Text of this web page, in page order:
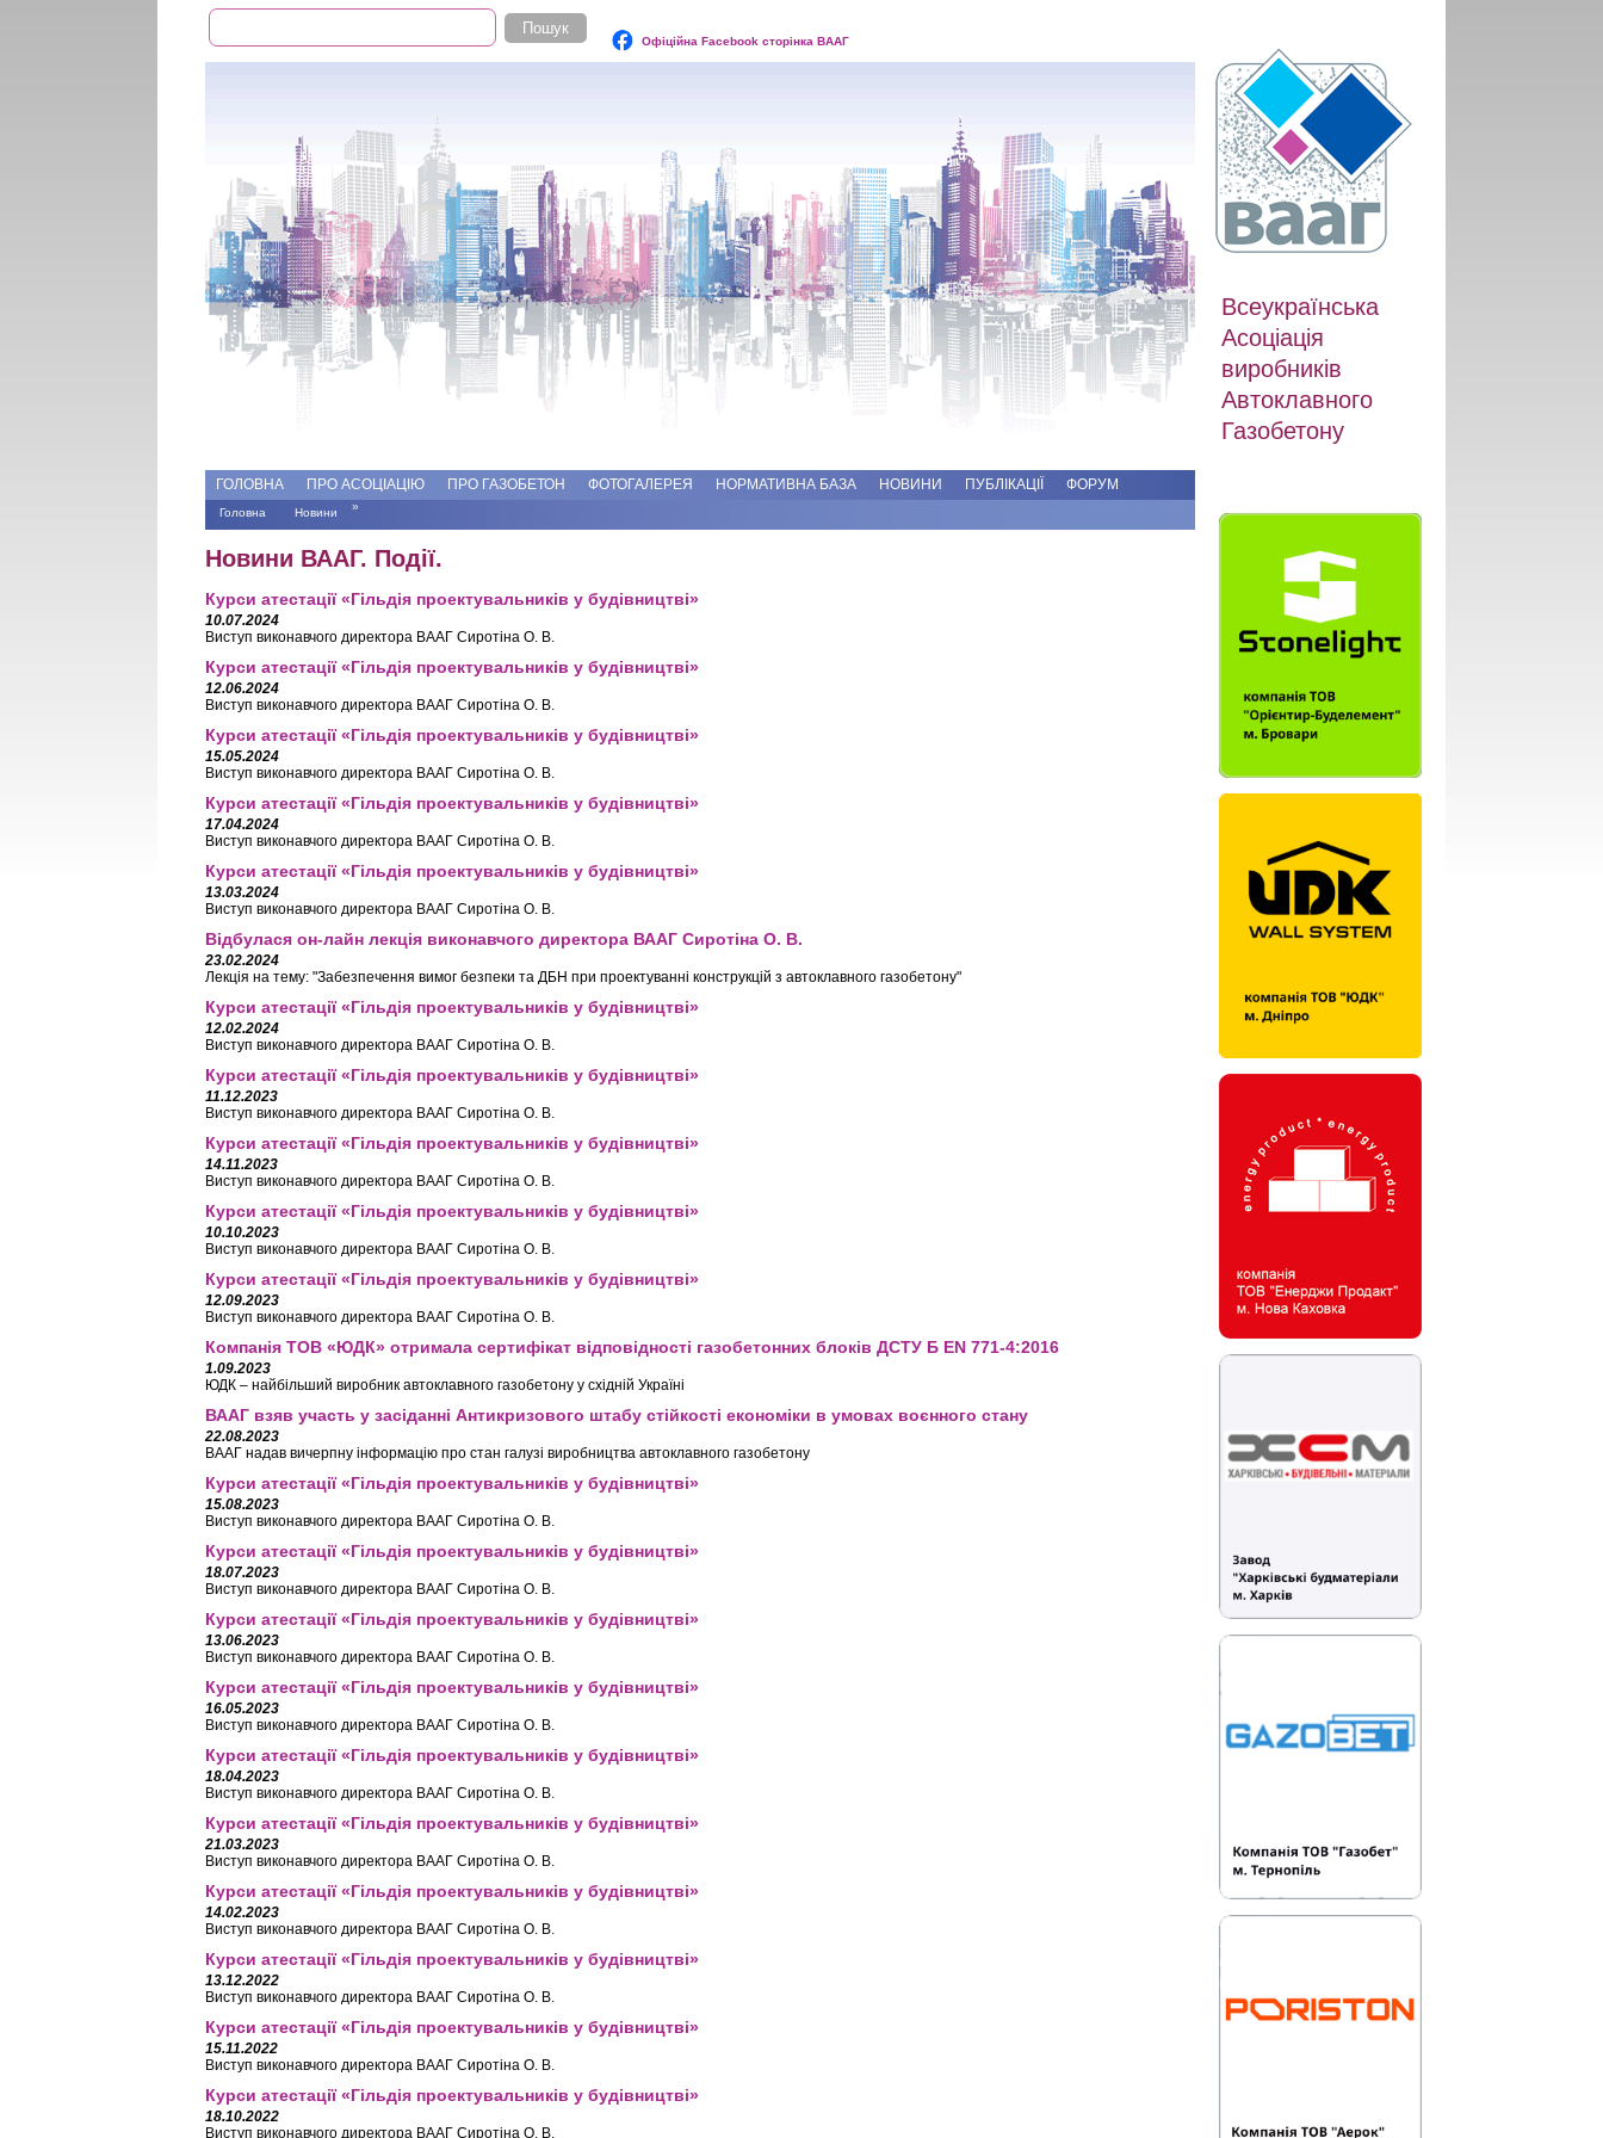
Пошукова форма
Пошук
Офіційна Facebook сторінка ВААГ
Всеукраїнська
Асоціація
виробників
Автоклавного
Газобетону
ГОЛОВНА ПРО АСОЦІАЦІЮ ПРО ГАЗОБЕТОН ФОТОГАЛЕРЕЯ НОРМАТИВНА БАЗА НОВИНИ ПУБЛІКАЦІЇ ФОРУМ
Ви є тут
Головна »
Новини
Новини ВААГ. Події.
Курси атестації «Гільдія проектувальників у будівництві»
10.07.2024
Виступ виконавчого директора ВААГ Сиротіна О. В.
Курси атестації «Гільдія проектувальників у будівництві»
12.06.2024
Виступ виконавчого директора ВААГ Сиротіна О. В.
Курси атестації «Гільдія проектувальників у будівництві»
15.05.2024
Виступ виконавчого директора ВААГ Сиротіна О. В.
Курси атестації «Гільдія проектувальників у будівництві»
17.04.2024
Виступ виконавчого директора ВААГ Сиротіна О. В.
Курси атестації «Гільдія проектувальників у будівництві»
13.03.2024
Виступ виконавчого директора ВААГ Сиротіна О. В.
Відбулася он-лайн лекція виконавчого директора ВААГ Сиротіна О. В.
23.02.2024
Лекція на тему: "Забезпечення вимог безпеки та ДБН при проектуванні конструкцій з автоклавного газобетону"
Курси атестації «Гільдія проектувальників у будівництві»
12.02.2024
Виступ виконавчого директора ВААГ Сиротіна О. В.
Курси атестації «Гільдія проектувальників у будівництві»
11.12.2023
Виступ виконавчого директора ВААГ Сиротіна О. В.
Курси атестації «Гільдія проектувальників у будівництві»
14.11.2023
Виступ виконавчого директора ВААГ Сиротіна О. В.
Курси атестації «Гільдія проектувальників у будівництві»
10.10.2023
Виступ виконавчого директора ВААГ Сиротіна О. В.
Курси атестації «Гільдія проектувальників у будівництві»
12.09.2023
Виступ виконавчого директора ВААГ Сиротіна О. В.
Компанія ТОВ «ЮДК» отримала сертифікат відповідності газобетонних блоків ДСТУ Б EN 771-4:2016
1.09.2023
ЮДК – найбільший виробник автоклавного газобетону у східній Україні
ВААГ взяв участь у засіданні Антикризового штабу стійкості економіки в умовах воєнного стану
22.08.2023
ВААГ надав вичерпну інформацію про стан галузі виробництва автоклавного газобетону
Курси атестації «Гільдія проектувальників у будівництві»
15.08.2023
Виступ виконавчого директора ВААГ Сиротіна О. В.
Курси атестації «Гільдія проектувальників у будівництві»
18.07.2023
Виступ виконавчого директора ВААГ Сиротіна О. В.
Курси атестації «Гільдія проектувальників у будівництві»
13.06.2023
Виступ виконавчого директора ВААГ Сиротіна О. В.
Курси атестації «Гільдія проектувальників у будівництві»
16.05.2023
Виступ виконавчого директора ВААГ Сиротіна О. В.
Курси атестації «Гільдія проектувальників у будівництві»
18.04.2023
Виступ виконавчого директора ВААГ Сиротіна О. В.
Курси атестації «Гільдія проектувальників у будівництві»
21.03.2023
Виступ виконавчого директора ВААГ Сиротіна О. В.
Курси атестації «Гільдія проектувальників у будівництві»
14.02.2023
Виступ виконавчого директора ВААГ Сиротіна О. В.
Курси атестації «Гільдія проектувальників у будівництві»
13.12.2022
Виступ виконавчого директора ВААГ Сиротіна О. В.
Курси атестації «Гільдія проектувальників у будівництві»
15.11.2022
Виступ виконавчого директора ВААГ Сиротіна О. В.
Курси атестації «Гільдія проектувальників у будівництві»
18.10.2022
Виступ виконавчого директора ВААГ Сиротіна О. В.